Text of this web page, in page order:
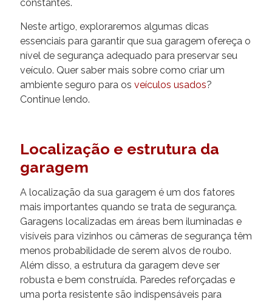
constantes.
Neste artigo, exploraremos algumas dicas
essenciais para garantir que sua garagem ofereça o
nível de segurança adequado para preservar seu
veículo. Quer saber mais sobre como criar um
ambiente seguro para os veículos usados?
Continue lendo.
Localização e estrutura da
garagem
A localização da sua garagem é um dos fatores
mais importantes quando se trata de segurança.
Garagens localizadas em áreas bem iluminadas e
visíveis para vizinhos ou câmeras de segurança têm
menos probabilidade de serem alvos de roubo.
Além disso, a estrutura da garagem deve ser
robusta e bem construída. Paredes reforçadas e
uma porta resistente são indispensáveis para